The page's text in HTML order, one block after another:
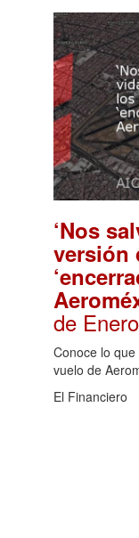
‘Nos
versión
de
Conoce lo
vuelo de
El Financiero